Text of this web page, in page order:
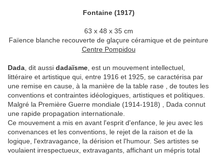
Fontaine (1917)
63 x 48 x 35 cm
Faïence blanche recouverte de glaçure céramique et de peinture
Centre Pompidou
Dada , dit aussi dadaïsme , est un mouvement intellectuel,
littéraire et artistique qui, entre 1916 et 1925, se caractérisa par
une remise en cause, à la manière de la table rase
, de toutes les
conventions et contraintes idéologiques, artistiques et politiques.
Malgré la Première Guerre mondiale (1914-1918)
, Dada connut
une rapide propagation internationale.
Ce mouvement a mis en avant l'esprit d'enfance, le jeu avec les
convenances et les conventions, le rejet de la raison et de la
logique, l'extravagance, la dérision et l'humour. Ses artistes se
voulaient irrespectueux, extravagants, affichant un mépris total